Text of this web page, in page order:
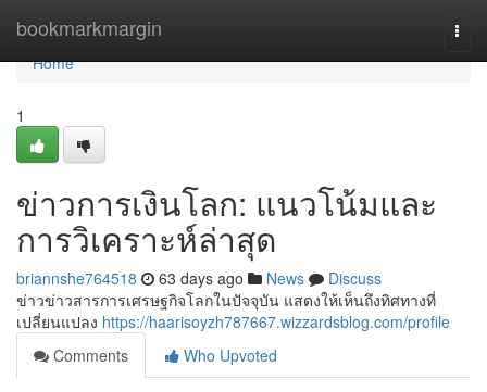
bookmarkmargin
Home
Home
1
ข่าวการเงินโลก: แนวโน้มและ
การวิเคราะห์ล่าสุด
briannshe764518 63 days ago News
Discuss
ข่าวข่าวสารการเศรษฐกิจโลกในปัจจุบัน แสดงให้เห็นถึงทิศทางที่
เปลี่ยนแปลง https://haarisoyzh787667.wizzardsblog.com/profile
Comments
Who Upvoted